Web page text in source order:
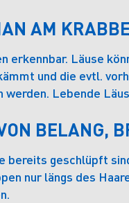
AM
erkennbar. Läuse
und die evtl.
Lebende
BELANG,
bereits geschlüpft
nur längs des